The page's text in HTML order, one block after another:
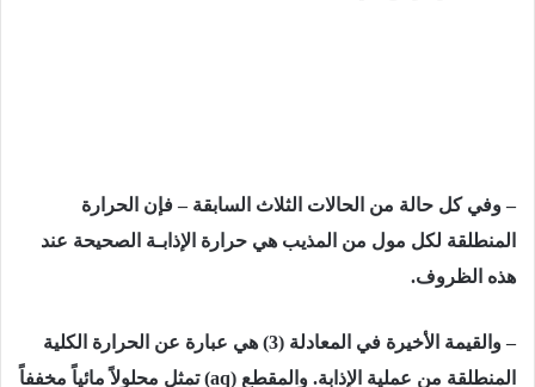
– وفي كل حالة من الحالات الثلاث السابقة – فإن الحرارة
المنطلقة لكل مول من المذیب هي حرارة الإذابـة الصحیحة عند
ھذه الظروف.
– والقيمة الأخيرة في المعادلة (3) ھي عبارة عن الحرارة الكلیة
المنطلقة من عملیة الإذابة. والمقطع (aq)تمثل محلولاً مائياً مخففاً